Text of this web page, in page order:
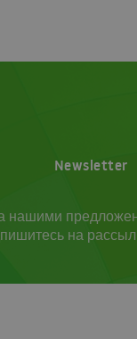
Newsletter
нашими
на